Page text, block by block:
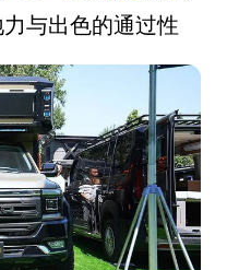
与出色的通过性